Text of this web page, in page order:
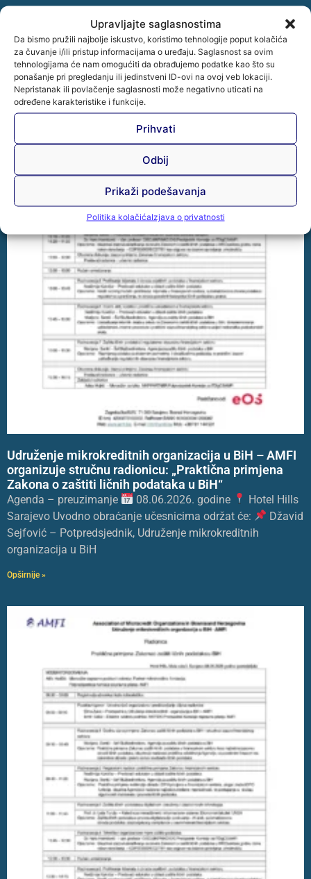
Upravljajte saglasnostima
Da bismo pružili najbolje iskustvo, koristimo tehnologije poput kolačića
za čuvanje i/ili pristup informacijama o uređaju. Saglasnost sa ovim
tehnologijama će nam omogućiti da obrađujemo podatke kao što su
ponašanje pri pregledanju ili jedinstveni ID-ovi na ovoj veb lokaciji.
Nepristanak ili povlačenje saglasnosti može negativno uticati na
određene karakteristike i funkcije.
Prihvati
Odbij
Prikaži podešavanja
Politika kolačićaIzjava o privatnosti
Udruženje mikrokreditnih organizacija u BiH – AMFI
organizuje stručnu radionicu: „Praktična primjena
Zakona o zaštiti ličnih podataka u BiH“
Agenda – preuzimanje 08.06.2026. godine
Hotel Hills
Sarajevo Uvodno obraćanje učesnicima održat će:
Džavid
Sejfović – Potpredsjednik, Udruženje mikrokreditnih
organizacija u BiH
Opširnije »